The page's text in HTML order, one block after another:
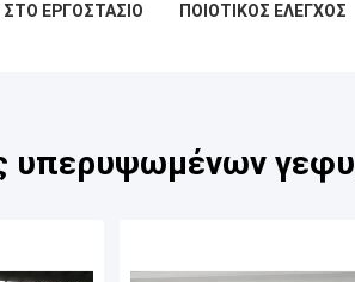
ΣΤΟ ΕΡΓΟΣΤΆΣΙΟ ΠΟΙΟΤΙΚΌΣ ΈΛΕΓΧΟΣ
υπερυψωμένων